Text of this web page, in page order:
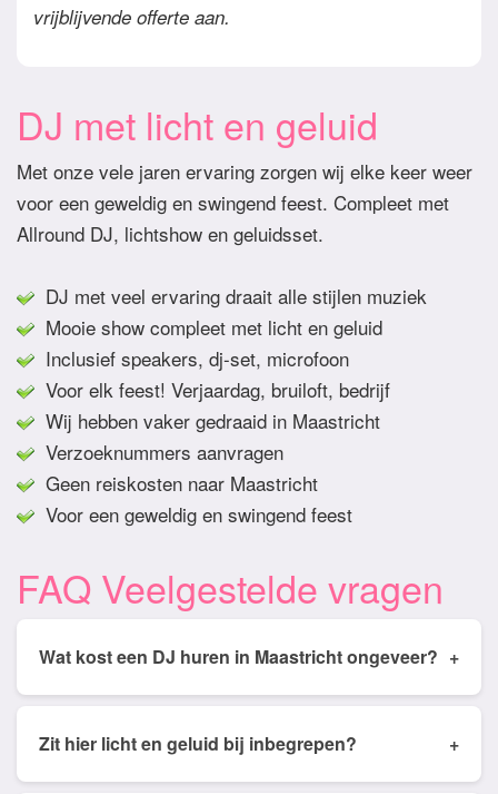
vrijblijvende offerte aan.
DJ met licht en geluid
Met onze vele jaren ervaring zorgen wij elke keer weer
voor een geweldig en swingend feest. Compleet met
Allround DJ, lichtshow en geluidsset.
DJ met veel ervaring draait alle stijlen muziek
Mooie show compleet met licht en geluid
Inclusief speakers, dj-set, microfoon
Voor elk feest! Verjaardag, bruiloft, bedrijf
Wij hebben vaker gedraaid in Maastricht
Verzoeknummers aanvragen
Geen reiskosten naar Maastricht
Voor een geweldig en swingend feest
FAQ Veelgestelde vragen
Wat kost een DJ huren in Maastricht ongeveer? +
gemiddeld tussen de € 350,- en € 950,- Prijs is
Zit hier licht en geluid bij inbegrepen? +